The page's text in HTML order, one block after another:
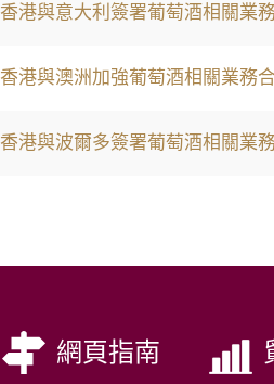
香港與意大利簽署葡萄酒相關業
香港與澳洲加強葡萄酒相關業務
香港與波爾多簽署葡萄酒相關業
網頁指南